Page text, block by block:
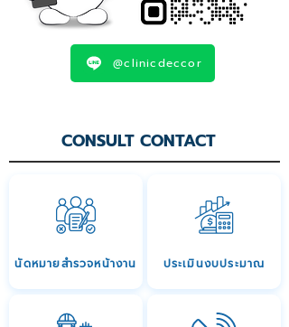
@clinicdeccor
CONSULT CONTACT
นัดหมายสำรวจหน้างาน ประเมินงบประมาณ